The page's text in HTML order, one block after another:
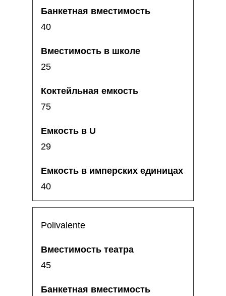
40
25
75
29
40
Polivalente
45